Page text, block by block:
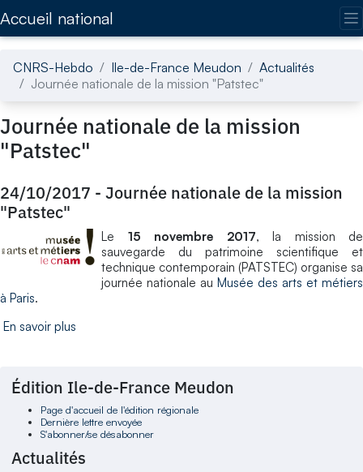
Accueil national
CNRS-Hebdo Ile-de-France Meudon
Actualités
Journée nationale de la mission "Patstec"
Journée nationale de la mission
"Patstec"
24/10/2017 - Journée nationale de la mission
"Patstec"
Le 15 novembre 2017, la mission de
sauvegarde du patrimoine scientifique et
technique contemporain (PATSTEC) organise sa
journée nationale au Musée des arts et métiers
à Paris.
En savoir plus
Édition Ile-de-France Meudon
Page d'accueil de l'édition régionale
Dernière lettre envoyée
S'abonner/se désabonner
Actualités